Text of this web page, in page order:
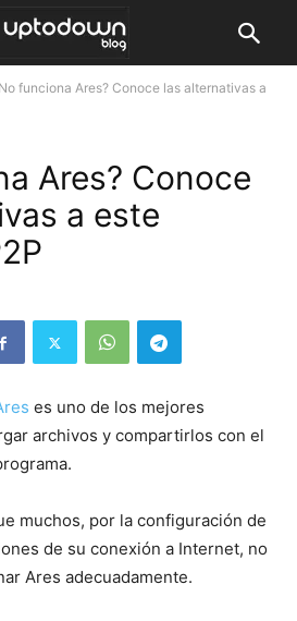
funciona Ares? Conoce las alternativas a
Ares? Conoce
a este
es uno de los mejores
archivos y compartirlos con el
muchos, por la configuración de
de su conexión a Internet, no
Ares adecuadamente.